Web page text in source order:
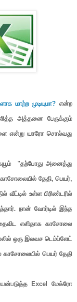
மாற்ற முடியுமா? என்ற
அத்தனை பேருக்கும்
என்று யாரோ சொல்வது
"தற்போது அனைத்து
தேதி, பெயர்,
உள்ள பிரிண்டரில்
நான் வோர்டில் இந்த
எளிதாக காசோலை
ஒரு இலவச டெம்ப்ளேட்
காசோலையில் பெயர் தேதி
Excel மேக்ரோ